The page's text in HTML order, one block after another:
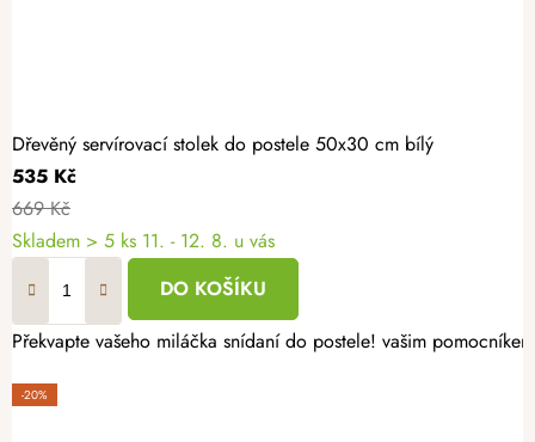
Dřevěný servírovací stolek do postele 50x30 cm bílý
535 Kč
669 Kč
Skladem > 5 ks 11. - 12. 8. u vás
DO KOŠÍKU
Překvapte vašeho miláčka snídaní do postele! vašim
-20%